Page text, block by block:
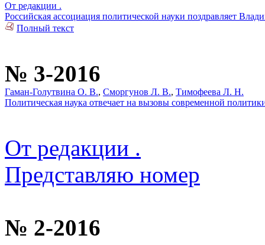
От редакции .
Российская ассоциация политической науки поздравляет
Полный текст
№ 3-2016
Гаман-Голутвина О. В., Сморгунов Л. В., Тимофеева Л. Н.
Политическая наука отвечает на вызовы современной
От редакции .
Представляю номер
№ 2-2016